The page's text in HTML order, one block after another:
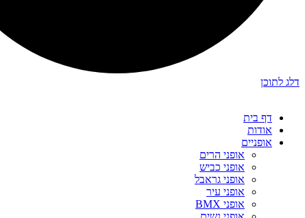
דלג לתוכן
דף בית
אודות
אופניים
אופני הרים
אופני כביש
אופני גראבל
אופני עיר
אופני BMX